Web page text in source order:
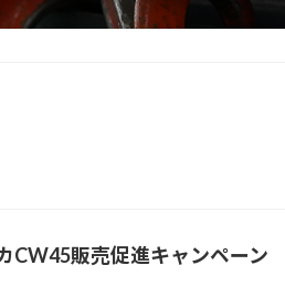
CW45販売促進キャンペーン